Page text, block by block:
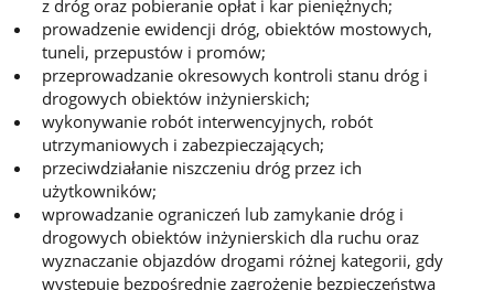
z dróg oraz pobieranie opłat i kar pieniężnych;
prowadzenie ewidencji dróg, obiektów mostowych,
tuneli, przepustów i promów;
przeprowadzanie okresowych kontroli stanu dróg i
drogowych obiektów inżynierskich;
wykonywanie robót interwencyjnych, robót
utrzymaniowych i zabezpieczających;
przeciwdziałanie niszczeniu dróg przez ich
użytkowników;
wprowadzanie ograniczeń lub zamykanie dróg i
drogowych obiektów inżynierskich dla ruchu oraz
wyznaczanie objazdów drogami różnej kategorii, gdy
występuje bezpośrednie zagrożenie bezpieczeństwa